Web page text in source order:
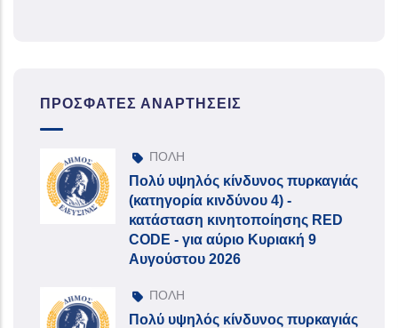
ΠΡΌΣΦΑΤΕΣ ΑΝΑΡΤΉΣΕΙΣ
ΠΟΛΗ
Πολύ υψηλός κίνδυνος πυρκαγιάς
(κατηγορία κινδύνου 4) -
κατάσταση κινητοποίησης RED
CODE - για αύριο Κυριακή 9
Αυγούστου 2026
ΠΟΛΗ
Πολύ υψηλός κίνδυνος πυρκαγιάς